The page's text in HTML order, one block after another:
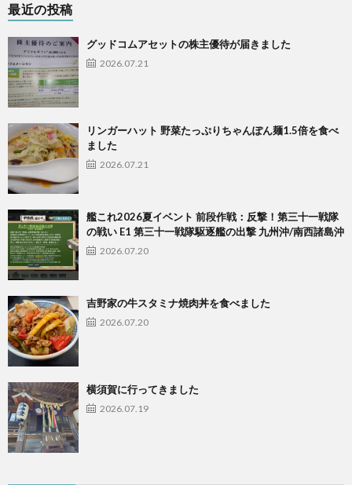
最近の投稿
グッドコムアセットの株主優待が届きました
2026.07.21
リンガーハット 野菜たっぷりちゃんぽん麺1.5倍を食べ
ました
2026.07.21
艦これ2026夏イベント 前段作戦：反撃！第三十一戦隊
の戦い E1 第三十一戦隊駆逐艦の出撃 九州沖/南西諸島沖
2026.07.20
吉野家の牛スタミナ焼肉丼を食べました
2026.07.20
横須賀に行ってきました
2026.07.19